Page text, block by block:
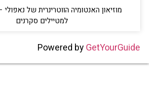
מוזיאון האנטומיה הווטרינרית של
למטיילים סקרנים
Powered byGetYourGuide